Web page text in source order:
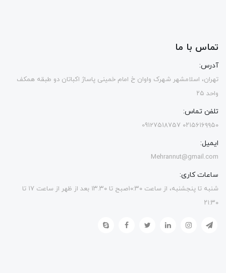
تماس با ما
آدرس:
تهران، اسلامشهر شهرک واوان خ امام خمینی پاساژ اکباتان دو طبقه همکف
واحد ۲۵
تلفن تماس:
۰۲۱۵۶۱۶۹۹۵۰ 09127518757
ایمیل:
Mehrannut@gmail.com
ساعات کاری:
شنبه تا پنجشنبه، از ساعت ۱۰:۳۰صبح تا ۱۳.۳۰ بعد از ظهر از ساعت ۱۷ تا
۲۱:۳۰